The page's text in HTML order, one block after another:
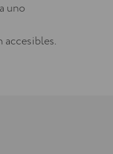
uno
accesibles.